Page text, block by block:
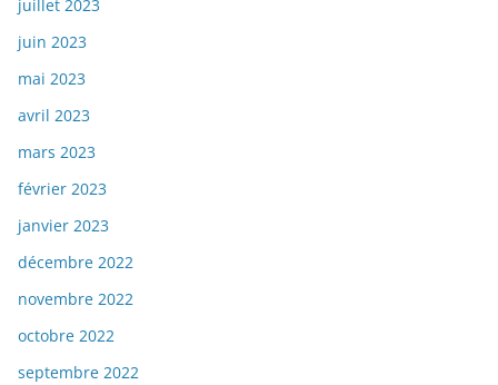
juillet 2023
juin 2023
mai 2023
avril 2023
mars 2023
février 2023
janvier 2023
décembre 2022
novembre 2022
octobre 2022
septembre 2022